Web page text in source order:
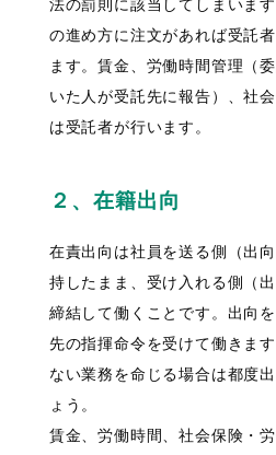
法の罰則に該当してしまいま
の進め方に注文があれば受託
ます。賃金、労働時間管理（
いた人が受託先に報告）、社
は受託者が行います。
２、在籍出向
在責出向は社員を送る側（出
持したまま、受け入れる側（
締結して働くことです。出向
先の指揮命令を受けて働きま
ない業務を命じる場合は都度
ょう。
賃金、労働時間、社会保険・